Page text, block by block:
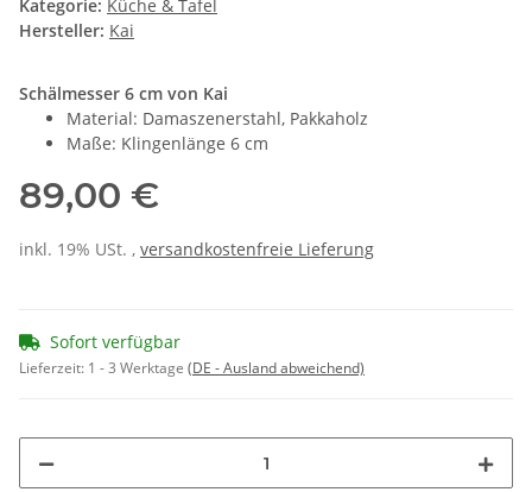
Kategorie: Küche & Tafel
Hersteller: Kai
Schälmesser 6 cm von Kai
Material: Damaszenerstahl, Pakkaholz
Maße: Klingenlänge 6 cm
89,00 €
inkl. 19% USt. , versandkostenfreie Lieferung
Sofort verfügbar
Lieferzeit: 1 - 3 Werktage (DE - Ausland abweichend)